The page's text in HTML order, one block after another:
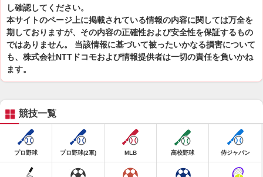
し確認してください。
本サイトのページ上に掲載されている情報の内容に関しては万全を
期しておりますが、その内容の正確性および安全性を保証するもの
ではありません。 当該情報に基づいて被ったいかなる損害について
も、株式会社NTTドコモおよび情報提供者は一切の責任を負いかね
ます。
競技一覧
プロ野球 プロ野球(2軍) MLB 高校野球 侍ジャパン